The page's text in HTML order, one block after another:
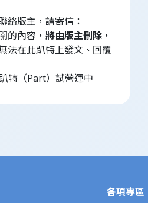
絡版主，請寄信：
的內容， 將由版主刪除 ，
法在此趴特上發文、回覆
特（Part）試營運中
各項專區